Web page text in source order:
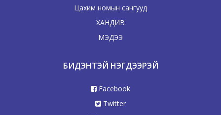
Цахим номын сангууд
ХАНДИВ
МЭДЭЭ
БИДЭНТЭЙ НЭГДЭЭРЭЙ
Facebook
Twitter